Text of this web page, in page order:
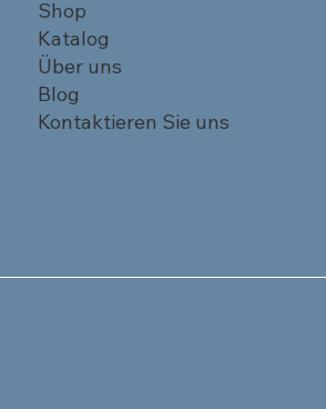
Shop
Katalog
Über uns
Blog
Kontaktieren Sie uns